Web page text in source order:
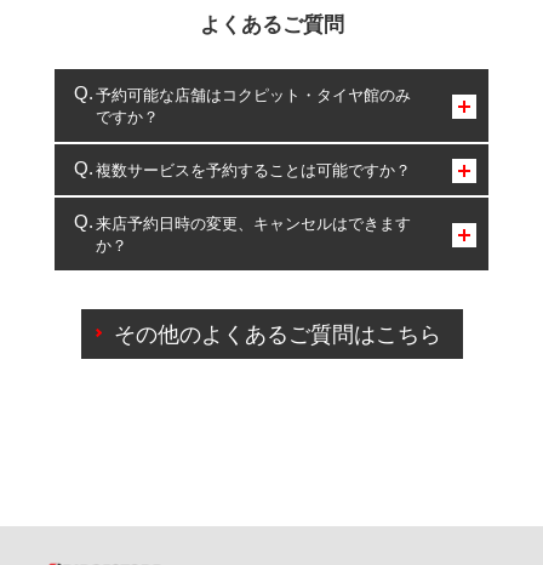
よくあるご質問
予約可能な店舗はコクピット・タイヤ館のみ
ですか？
コクピット・タイヤ館のみとなります。
複数サービスを予約することは可能ですか？
複数サービスのご予約は可能です。
一部の商品・サービスの組み合わせに限り、同時にご予約が
出来ないものもございます。
来店予約日時の変更、キャンセルはできます
か？
ご来店予約日の3営業日前を過ぎている場合のご予約
の日時変更につきましては、直接ご予約の店舗まで
その他のよくあるご質問はこちら